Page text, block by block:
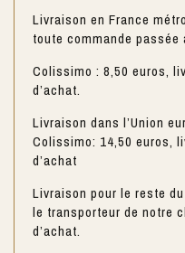
Livraison en France
toute commande passée
Colissimo : 8,50 euros,
d’achat.
Livraison dans l’Union
Colissimo: 14,50 euros,
d’achat
Livraison pour le reste
le transporteur de notre
d’achat.